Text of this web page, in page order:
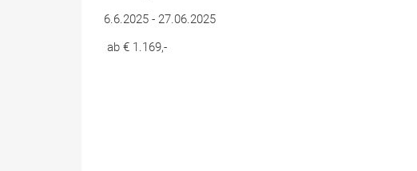
6.6.2025 - 27.06.2025
ab € 1.169,-